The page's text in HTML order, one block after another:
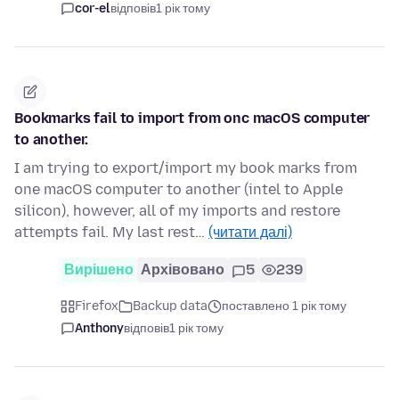
cor-elвідповів1 рік тому
Bookmarks fail to import from onc macOS computer
to another.
I am trying to export/import my book marks from
one macOS computer to another (intel to Apple
silicon), however, all of my imports and restore
attempts fail. My last rest… (читати далі)
Вирішено Архівовано 5 239
Firefox Backup data
поставлено 1 рік тому
Anthonyвідповів1 рік тому